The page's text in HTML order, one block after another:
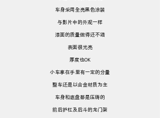
车身采用全亮黑色涂装
与影片中的外观一样
漆面的质量做得还不错
表面很光亮
厚度也OK
小车拿在手里有一定的分量
整车还是以合金材质为主
车身和底盘都是压铸的
前后护杠及后斗的龙门架